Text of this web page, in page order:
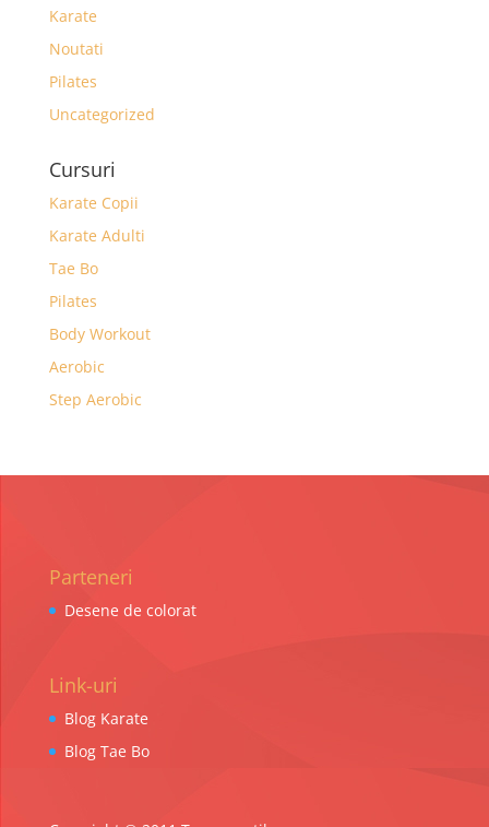
Karate
Noutati
Pilates
Uncategorized
Cursuri
Karate Copii
Karate Adulti
Tae Bo
Pilates
Body Workout
Aerobic
Step Aerobic
Parteneri
Desene de colorat
Link-uri
Blog Karate
Blog Tae Bo